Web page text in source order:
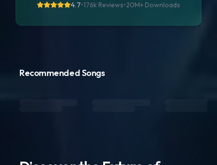
4.7•176k Reviews•20M+ Downloads
Recommended Songs